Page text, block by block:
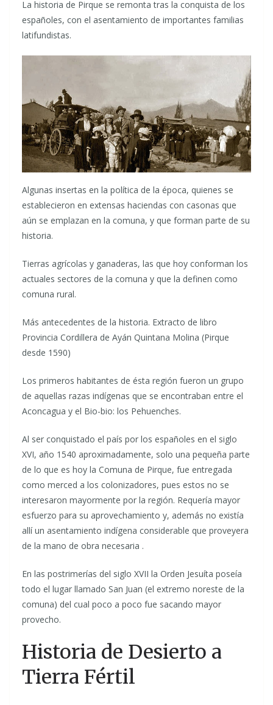
La historia de Pirque se remonta tras la conquista de los
españoles, con el asentamiento de importantes familias
latifundistas.
Algunas insertas en la política de la época, quienes se
establecieron en extensas haciendas con casonas que
aún se emplazan en la comuna, y que forman parte de su
historia.
Tierras agrícolas y ganaderas, las que hoy conforman los
actuales sectores de la comuna y que la definen como
comuna rural.
Más antecedentes de la historia. Extracto de libro
Provincia Cordillera de Ayán Quintana Molina (Pirque
desde 1590)
Los primeros habitantes de ésta región fueron un grupo
de aquellas razas indígenas que se encontraban entre el
Aconcagua y el Bio-bio: los Pehuenches.
Al ser conquistado el país por los españoles en el siglo
XVI, año 1540 aproximadamente, solo una pequeña parte
de lo que es hoy la Comuna de Pirque, fue entregada
como merced a los colonizadores, pues estos no se
interesaron mayormente por la región. Requería mayor
esfuerzo para su aprovechamiento y, además no existía
allí un asentamiento indígena considerable que proveyera
de la mano de obra necesaria .
En las postrimerías del siglo XVII la Orden Jesuíta poseía
todo el lugar llamado San Juan (el extremo noreste de la
comuna) del cual poco a poco fue sacando mayor
provecho.
Historia de Desierto a
Tierra Fértil